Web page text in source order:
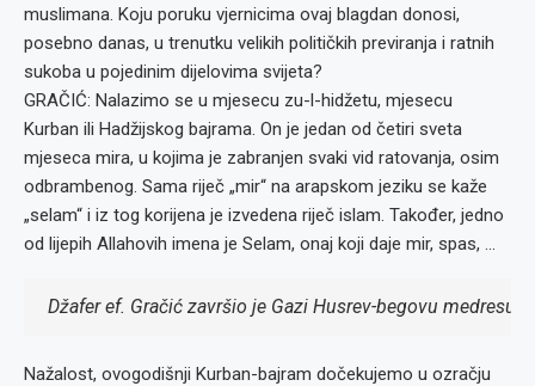
muslimana. Koju poruku vjernicima ovaj blagdan donosi,
posebno danas, u trenutku velikih političkih previranja i ratnih
sukoba u pojedinim dijelovima svijeta?
GRAČIĆ: Nalazimo se u mjesecu zu-l-hidžetu, mjesecu
Kurban ili Hadžijskog bajrama. On je jedan od četiri sveta
mjeseca mira, u kojima je zabranjen svaki vid ratovanja, osim
odbrambenog. Sama riječ „mir“ na arapskom jeziku se kaže
„selam“ i iz tog korijena je izvedena riječ islam. Također, jedno
od lijepih Allahovih imena je Selam, onaj koji daje mir, spas, …
Džafer ef. Gračić završio je Gazi Husrev-begovu
Nažalost, ovogodišnji Kurban-bajram dočekujemo u ozračju